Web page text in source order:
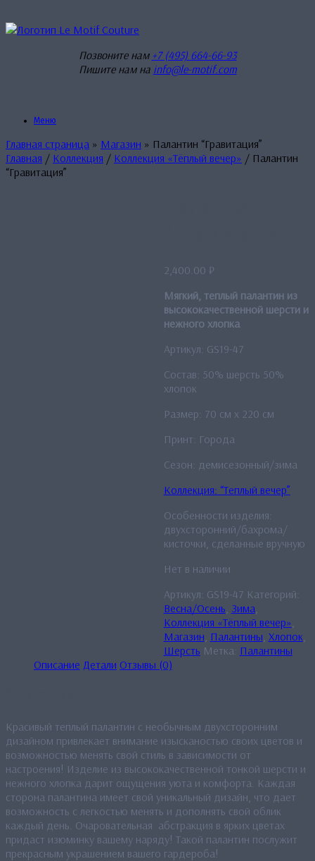
к
Позвоните нам +7 (495) 664-66-93
Пишите нам на info@le-motif.com
Меню
Главная страница » Магазин » Палантин “Гравитация”
Главная / Коллекция / Коллекция «Тёплый вечер» / Палантин
“Гравитация”
2,400.00 ₽
Мягкий, теплый палантин из
высококачественной шерсти и
нежного хлопка
Артикул: GS19-47
Состав: 50% шерсть 50%
хлопок
Размер: 70 см x 220 см
Принт: Города
Сезон: демисезонный/зима
Коллекция: “Теплый вечер”
Особенности изделия:
двухсторонний/бахрома/
кисточки, сделанные вручную
Нет в наличии
Артикул: GS19-47 Категорий:
Весна/Осень Зима
Коллекция «Тёплый вечер»
Магазин Палантины Хлопок
Шерсть Метка: Палантины
Описание Детали Отзывы (0)
Красивый теплый палантин с необычным двухсторонним
дизайном привлекает внимание изысканостью своих цветов и
возможностью менять свой стиль в зависимости от
настроения! Изделие из высококачественной тонкой шерсти и
нежного хлопка дарит ощущения уюта и комфорта. Каждая
сторона палантина имеет свой уникальный дизайн, что дает
возможность с легкостью менять и дополнять свой облик
каждый день. Очаровательная абстракция в ярких цветах
придаст изюминку вашему наряду! Такой палантин послужит
прекрасным украшением вашего гардероба!